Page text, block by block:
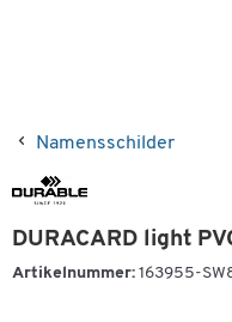
Namensschilder
DURACARD light
Artikelnummer: 163955-